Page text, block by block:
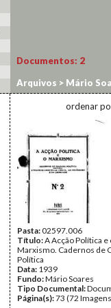
Documentos: 2
Arquivos > Mário
Internacional
ordenar
Pasta:02597.006
Título:A Acção Política e
Marxismo. Cadernos de
Política
Data: 1939
Fundo:Mário Soares
Tipo Documental:
Página(s):73 (72